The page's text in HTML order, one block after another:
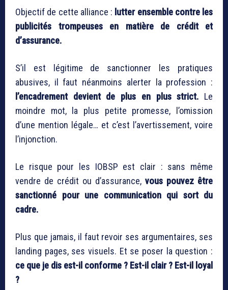
Objectif de cette alliance : lutter ensemble contre les
publicités trompeuses en matière de crédit et
d’assurance.
S’il est légitime de sanctionner les pratiques
abusives, il faut néanmoins alerter la profession :
l’encadrement devient de plus en plus strict. Le
moindre mot, la plus petite promesse, l’omission
d’une mention légale… et c’est l’avertissement, voire
l’injonction.
Le risque pour les IOBSP est clair : sans même
vendre de crédit ou d’assurance, vous pouvez être
sanctionné pour une communication qui sort du
cadre.
Plus que jamais, il faut revoir ses argumentaires, ses
landing pages, ses visuels. Et se poser la question :
ce que je dis est-il conforme ? Est-il clair ? Est-il loyal
?